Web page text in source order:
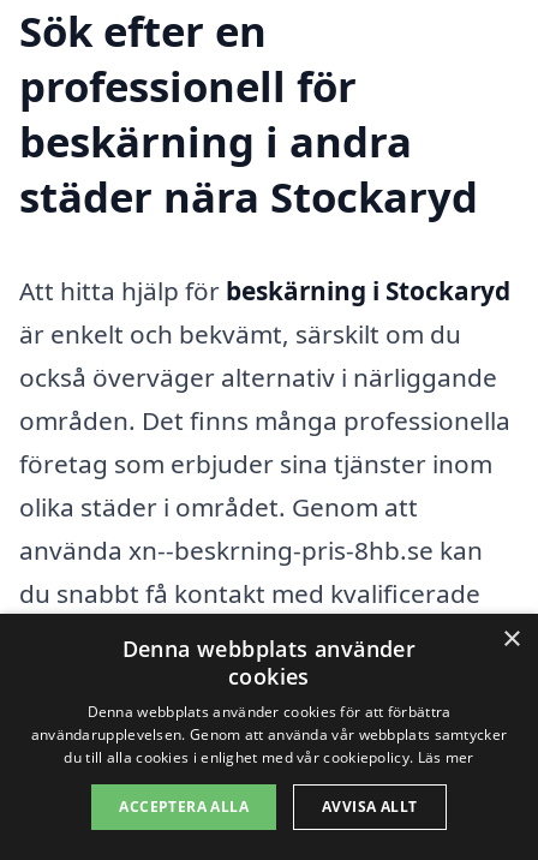
Sök efter en
professionell för
beskärning i andra
städer nära Stockaryd
Att hitta hjälp för beskärning i Stockaryd
är enkelt och bekvämt, särskilt om du
också överväger alternativ i närliggande
områden. Det finns många professionella
företag som erbjuder sina tjänster inom
olika städer i området. Genom att
använda xn--beskrning-pris-8hb.se kan
du snabbt få kontakt med kvalificerade
yrkesmän som kan ge dig det stöd du
När du letar efter hjälp med beskärning,
kan det vara bra att överväga företag i
×
Denna webbplats använder
cookies
Denna webbplats använder cookies för att förbättra
användarupplevelsen. Genom att använda vår webbplats samtycker
du till alla cookies i enlighet med vår cookiepolicy. Läs mer
ACCEPTERA ALLA AVVISA ALLT